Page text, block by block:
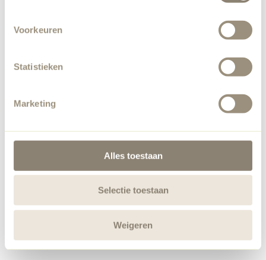
Voorkeuren
Statistieken
Marketing
Alles toestaan
Selectie toestaan
Weigeren